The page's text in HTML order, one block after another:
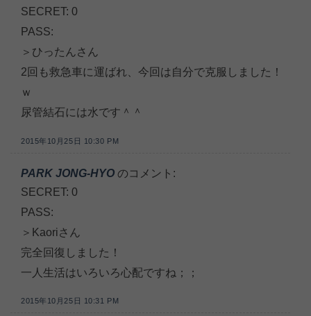
SECRET: 0
PASS:
＞ひったんさん
2回も救急車に運ばれ、今回は自分で克服しました！
ｗ
尿管結石には水です＾＾
2015年10月25日 10:30 PM
PARK JONG-HYO のコメント:
SECRET: 0
PASS:
＞Kaoriさん
完全回復しました！
一人生活はいろいろ心配ですね；；
2015年10月25日 10:31 PM